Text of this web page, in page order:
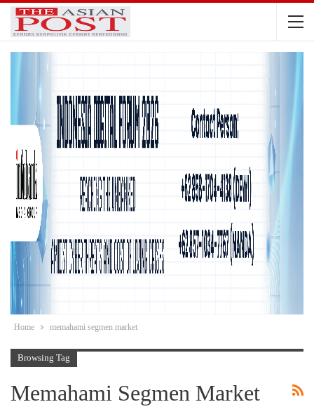
Home memahami segmen market
Browsing Tag
Memahami Segmen Market